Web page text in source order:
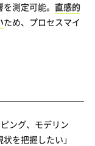
測定可能。 直感的
ため、プロセスマイ
ング、モデリン
を把握したい」